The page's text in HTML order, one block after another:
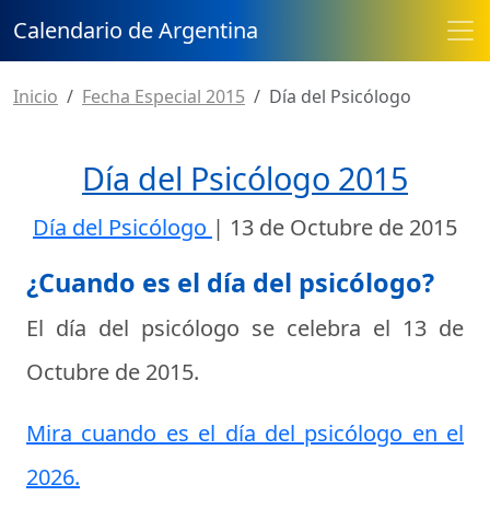
Calendario de Argentina
Inicio Fecha Especial 2015 Día del Psicólogo
Día del Psicólogo 2015
Día del Psicólogo | 13 de Octubre de 2015
¿Cuando es el día del psicólogo?
El día del psicólogo se celebra el 13 de
Octubre de 2015.
Mira cuando es el día del psicólogo en el
2026.